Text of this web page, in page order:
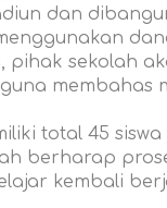
dan
pihak sekolah
membahas
total 45
berharap
kembali